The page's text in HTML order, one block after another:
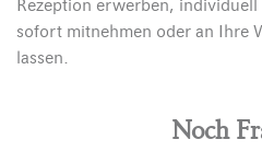
Rezeption erwerben,
sofort mitnehmen oder an Ihre
lassen.
Noch